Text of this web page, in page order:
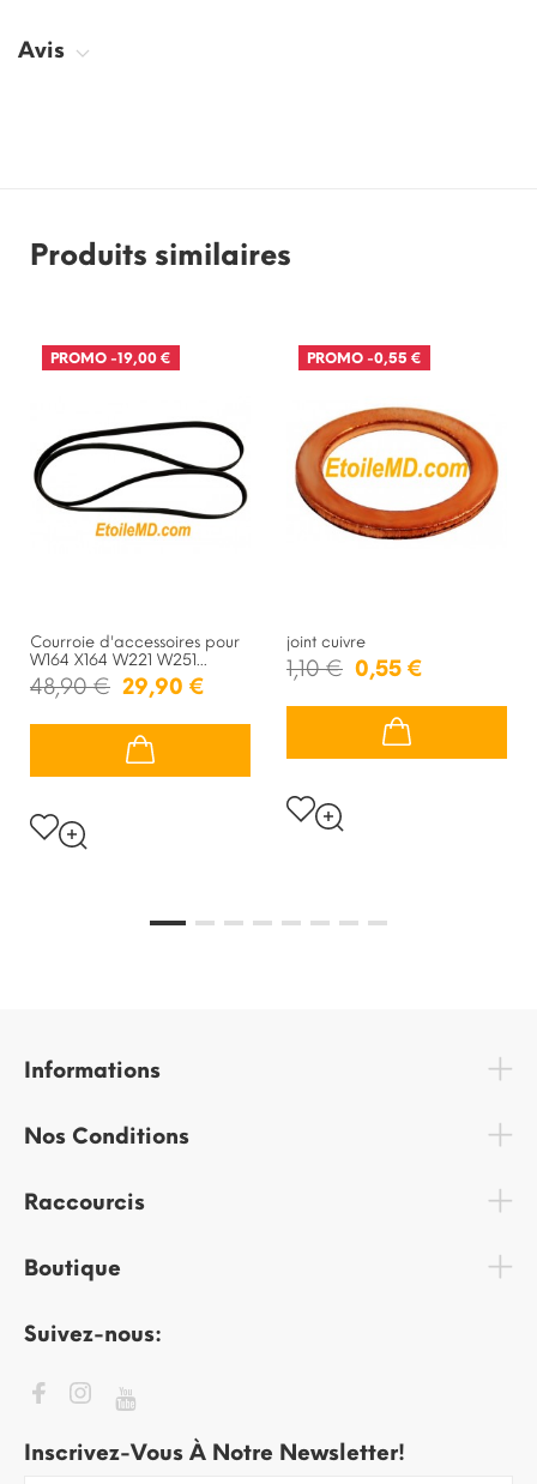
Avis
Produits similaires
PROMO -19,00 €
Courroie d'accessoires pour
W164 X164 W221 W251...
48,90 € 29,90 €
PROMO -0,55 €
joint cuivre
1,10 € 0,55 €
Informations
Nos Conditions
Raccourcis
Boutique
Suivez-nous:
Inscrivez-Vous À Notre Newsletter!